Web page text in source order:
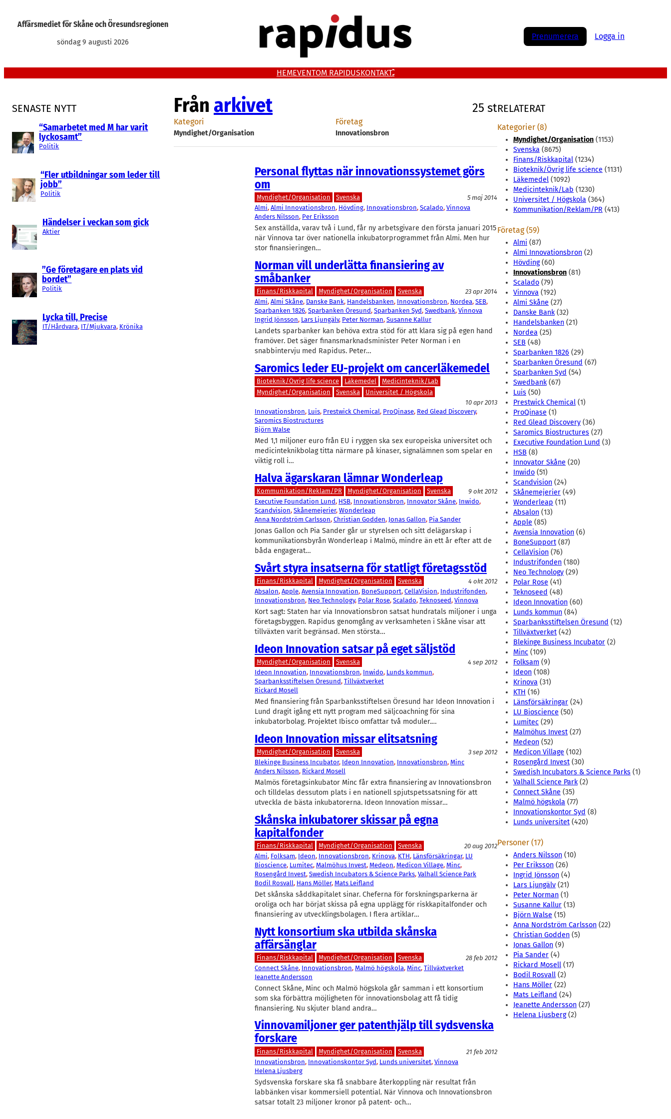
Affärsmediet för Skåne och Öresundsregionen
söndag 9 augusti 2026
Prenumerera Logga in
HEMEVENTOM RAPIDUSKONTAKT
SENASTE NYTT
“Samarbetet med M har varit
lyckosamt”
Politik
“Fler utbildningar som leder till
jobb”
Politik
Händelser i veckan som gick
Aktier
”Ge företagare en plats vid
bordet”
Politik
Lycka till, Precise
IT/Hårdvara, IT/Mjukvara, Krönika
Från arkivet 25 st
Kategori
Myndighet/Organisation
Företag
Innovationsbron
Personal flyttas när innovationssystemet görs
om
Myndighet/Organisation Svenska
5 maj 2014
Almi, Almi Innovationsbron, Hövding, Innovationsbron, Scalado, Vinnova
Anders Nilsson, Per Eriksson
Sex anställda, varav två i Lund, får ny arbetsgivare den första januari 2015
när Vinnova tar över nationella inkubatorprogrammet från Almi. Men hur
stor finansieringen…
Norman vill underlätta finansiering av
småbanker
Finans/Riskkapital Myndighet/Organisation Svenska
23 apr 2014
Almi, Almi Skåne, Danske Bank, Handelsbanken, Innovationsbron, Nordea, SEB
Sparbanken 1826, Sparbanken Öresund, Sparbanken Syd, Swedbank, Vinnova
Ingrid Jönsson, Lars Ljungälv, Peter Norman, Susanne Kallur
Landets sparbanker kan behöva extra stöd för att klara sig på egen hand
framöver. Det säger finansmarknadsminister Peter Norman i en
snabbintervju med Rapidus. Peter…
Saromics leder EU-projekt om cancerläkemedel
Bioteknik/Övrig life science Läkemedel
Medicinteknik/Lab
Myndighet/Organisation
Svenska
Universitet / Högskola
10 apr 2013
Innovationsbron, Luis, Prestwick Chemical, ProQinase, Red Glead Discovery
Saromics Biostructures
Björn Walse
Med 1,1 miljoner euro från EU i ryggen ska sex europeiska universitet och
medicinteknikbolag titta närmare på kinaser, signalämnen som spelar en
viktig roll i…
Halva ägarskaran lämnar Wonderleap
Kommunikation/Reklam/PR Myndighet/Organisation Svenska
9 okt 2012
Executive Foundation Lund, HSB, Innovationsbron, Innovator Skåne, Inwido
Scandvision, Skånemejerier, Wonderleap
Anna Nordström Carlsson, Christian Godden, Jonas Gallon, Pia Sander
Jonas Gallon och Pia Sander går ur styrelsen och sitt delägarskap i
kommunikationsbyrån Wonderleap i Malmö, mindre än ett år efter att de
båda engagerat…
Svårt styra insatserna för statligt företagsstöd
Finans/Riskkapital Myndighet/Organisation Svenska
4 okt 2012
Absalon, Apple, Avensia Innovation, BoneSupport, CellaVision, Industrifonden
Innovationsbron, Neo Technology, Polar Rose, Scalado, Teknoseed, Vinnova
Kort sagt: Staten har via Innovationsbron satsat hundratals miljoner i unga
företagsbyggen. Rapidus genomgång av verksamheten i Skåne visar att
tillväxten varit begränsad. Men största…
Ideon Innovation satsar på eget säljstöd
Myndighet/Organisation Svenska
4 sep 2012
Ideon Innovation, Innovationsbron, Inwido, Lunds kommun
Sparbanksstiftelsen Öresund, Tillväxtverket
Rickard Mosell
Med finansiering från Sparbanksstiftelsen Öresund har Ideon Innovation i
Lund dragit igång ett nytt program med säljcoachning för sina
inkubatorbolag. Projektet Ibisco omfattar två moduler.…
Ideon Innovation missar elitsatsning
Myndighet/Organisation Svenska
3 sep 2012
Blekinge Business Incubator, Ideon Innovation, Innovationsbron, Minc
Anders Nilsson, Rickard Mosell
Malmös företagsinkubator Minc får extra finansiering av Innovationsbron
och tilldelas dessutom plats i en nationell spjutspetssatsning för att
utveckla de bästa inkubatorerna. Ideon Innovation missar…
Skånska inkubatorer skissar på egna
kapitalfonder
Finans/Riskkapital Myndighet/Organisation Svenska
20 aug 2012
Almi, Folksam, Ideon, Innovationsbron, Krinova, KTH, Länsförsäkringar, LU
Bioscience, Lumitec, Malmöhus Invest, Medeon, Medicon Village, Minc
Rosengård Invest, Swedish Incubators & Science Parks, Valhall Science Park
Bodil Rosvall, Hans Möller, Mats Leifland
Det skånska såddkapitalet sinar. Cheferna för forskningsparkerna är
oroliga och har börjat skissa på egna upplägg för riskkapitalfonder och
finansiering av utvecklingsbolagen. I flera artiklar…
Nytt konsortium ska utbilda skånska
affärsänglar
Finans/Riskkapital Myndighet/Organisation Svenska
28 feb 2012
Connect Skåne, Innovationsbron, Malmö högskola, Minc, Tillväxtverket
Jeanette Andersson
Connect Skåne, Minc och Malmö högskola går samman i ett konsortium
som ska förbättra möjligheten för innovationsbolag att få tidig
finansiering. Nu skjuter bland andra…
Vinnovamiljoner ger patenthjälp till sydsvenska
forskare
Finans/Riskkapital Myndighet/Organisation Svenska
21 feb 2012
Innovationsbron, Innovationskontor Syd, Lunds universitet, Vinnova
Helena Ljusberg
Sydsvenska forskare ska få snabbare återkoppling när resultat från
labbänken visar kommersiell potential. När Vinnova och Innovationsbron
satsar totalt 23 miljoner kronor på patent- och…
RELATERAT
Kategorier (8)
Myndighet/Organisation (1153)
Svenska (8675)
Finans/Riskkapital (1234)
Bioteknik/Övrig life science (1131)
Läkemedel (1092)
Medicinteknik/Lab (1230)
Universitet / Högskola (364)
Kommunikation/Reklam/PR (413)
Företag (59)
Almi (87)
Almi Innovationsbron (2)
Hövding(60)
Innovationsbron (81)
Scalado (79)
Vinnova (192)
Almi Skåne (27)
Danske Bank(32)
Handelsbanken (21)
Nordea (25)
SEB (48)
Sparbanken 1826 (29)
Sparbanken Öresund (67)
Sparbanken Syd (54)
Swedbank(67)
Luis (50)
Prestwick Chemical (1)
ProQinase (1)
Red Glead Discovery (36)
Saromics Biostructures (27)
Executive Foundation Lund (3)
HSB (8)
Innovator Skåne (20)
Inwido (51)
Scandvision (24)
Skånemejerier (49)
Wonderleap (11)
Absalon (13)
Apple (85)
Avensia Innovation (6)
BoneSupport (87)
CellaVision (76)
Industrifonden (180)
Neo Technology (29)
Polar Rose (41)
Teknoseed (48)
Ideon Innovation (60)
Lunds kommun (84)
Sparbanksstiftelsen Öresund (12)
Tillväxtverket (42)
Blekinge Business Incubator (2)
Minc (109)
Folksam (9)
Ideon (108)
Krinova (31)
KTH (16)
Länsförsäkringar (24)
LU Bioscience (50)
Lumitec (29)
Malmöhus Invest (27)
Medeon (52)
Medicon Village (102)
Rosengård Invest (30)
Swedish Incubators & Science Parks (1)
Valhall Science Park(2)
Connect Skåne (35)
Malmö högskola (77)
Innovationskontor Syd (8)
Lunds universitet (420)
Personer (17)
Anders Nilsson (10)
Per Eriksson (26)
Ingrid Jönsson (4)
Lars Ljungälv (21)
Peter Norman (1)
Susanne Kallur (13)
Björn Walse (15)
Anna Nordström Carlsson (22)
Christian Godden (5)
Jonas Gallon (9)
Pia Sander (4)
Rickard Mosell (17)
Bodil Rosvall (2)
Hans Möller (22)
Mats Leifland (24)
Jeanette Andersson (27)
Helena Ljusberg(2)